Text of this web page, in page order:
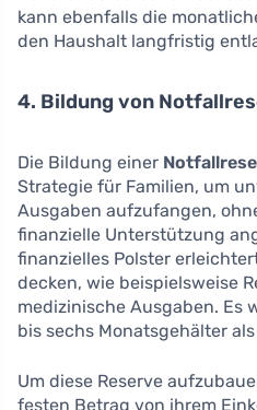
kann ebenfalls die
den Haushalt langfristig
4. Bildung von
Die Bildung einer
Strategie für Familien, um
Ausgaben aufzufangen,
finanzielle Unterstützung
finanzielles Polster
decken, wie beispielsweise
medizinische Ausgaben. Es
bis sechs Monatsgehälter
Um diese Reserve
festen Betrag von ihrem